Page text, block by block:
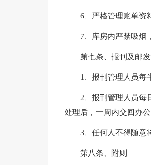
6、严格管理账单资
7、库房内严禁吸烟
第七条、报刊及邮
1、报刊管理人员每
2、报刊管理人员每
处理后，一周内交回办
3、任何人不得随意
第八条、附则